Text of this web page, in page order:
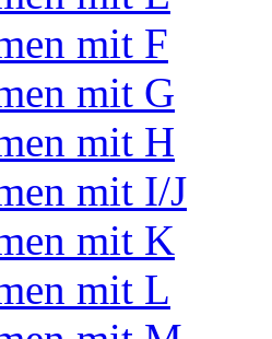
mit F
mit G
mit H
mit I/J
mit K
mit L